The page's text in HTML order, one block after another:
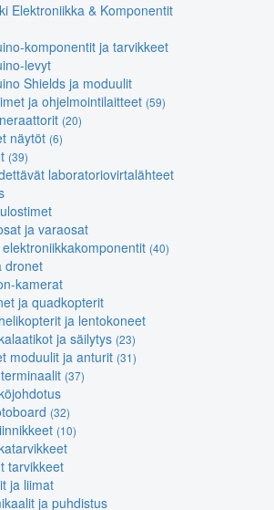
Elektroniikka & Komponentit
komponentit ja tarvikkeet
levyt
Shields ja moduulit
ja ohjelmointilaitteet (59)
(20)
näytöt (6)
(39)
laboratoriovirtalähteet
ja varaosat
(40)
dronet
kamerat
ja quadkopterit
ja lentokoneet
ja säilytys (23)
moduulit ja anturit (31)
(37)
(32)
(10)
tarvikkeet
ja liimat
ja puhdistus